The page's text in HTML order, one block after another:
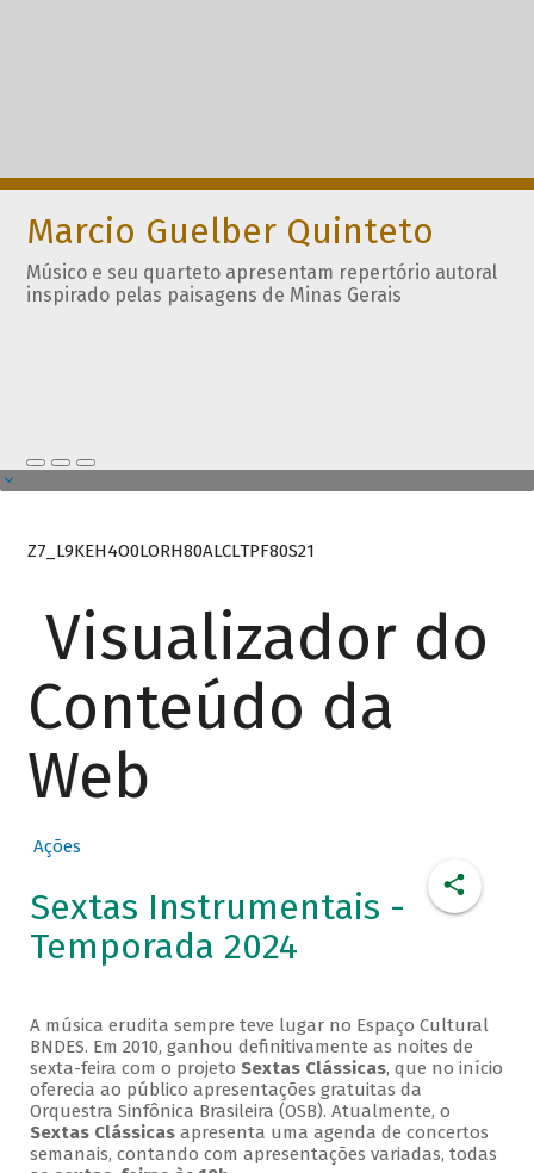
Marcio Guelber Quinteto
Músico e seu quarteto apresentam repertório autoral
inspirado pelas paisagens de Minas Gerais
Z7_L9KEH4O0LORH80ALCLTPF80S21
Visualizador do
Conteúdo da
Web
Ações
Sextas Instrumentais -
Temporada 2024
A música erudita sempre teve lugar no Espaço Cultural
BNDES. Em 2010, ganhou definitivamente as noites de
sexta-feira com o projeto Sextas Clássicas, que no início
oferecia ao público apresentações gratuitas da
Orquestra Sinfônica Brasileira (OSB). Atualmente, o
Sextas Clássicasapresenta uma agenda de concertos
semanais, contando com apresentações variadas, todas